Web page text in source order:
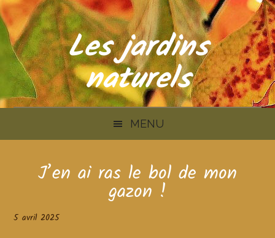
Skip
to
main
content
Skip
to
secondary
menu
Skip
to
primary
sidebar
Les jardins
naturels
MENU
J’en ai ras le bol de mon
gazon !
5 avril 2025